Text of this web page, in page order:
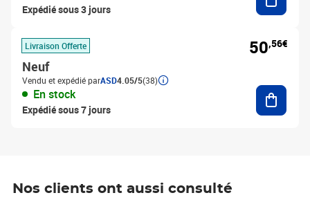
Expédié sous 3 jours
Livraison Offerte
Neuf
Vendu et expédié parASD4.05/5(38)
En stock
Expédié sous 7 jours
50,56€
Nos clients ont aussi consulté